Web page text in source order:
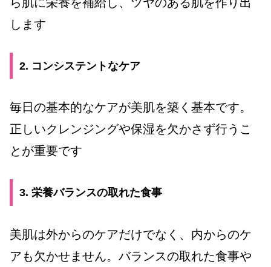
します
2. コンシステントなケア
毎日の基本的なケアが美肌を築く基本です。
正しいクレンジングや保湿を欠かさず行うこ
とが重要です
3. 栄養バランスの取れた食事
美肌は外からのケアだけでなく、内からのケ
アも欠かせません。バランスの取れた食事や